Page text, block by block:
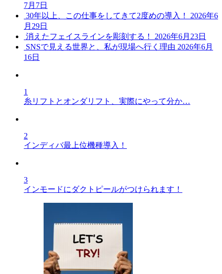
7月7日
30年以上、この仕事をしてきて2度めの導入！
2026年6
月29日
消えたフェイスラインを彫刻する！
2026年6月23日
SNSで見える世界と、私が現場へ行く理由 2026年6月
16日
1
糸リフトとオンダリフト、実際にやって分か…
2
インディバ最上位機種導入！
3
インモードにダクトピールがつけられます！